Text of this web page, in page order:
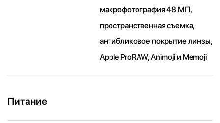
макрофотография 48 МП,
пространственная съемка,
антибликовое покрытие линзы,
Apple ProRAW, Animoji и Memoji
Питание